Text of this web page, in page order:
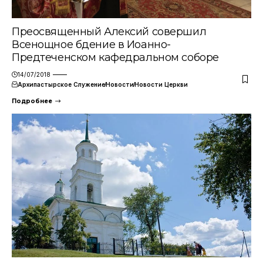
Преосвященный Алексий совершил
Всенощное бдение в Иоанно-
Предтеченском кафедральном соборе
14/07/2018
Архипастырское СлужениеНовостиНовости Церкви
Подробнее